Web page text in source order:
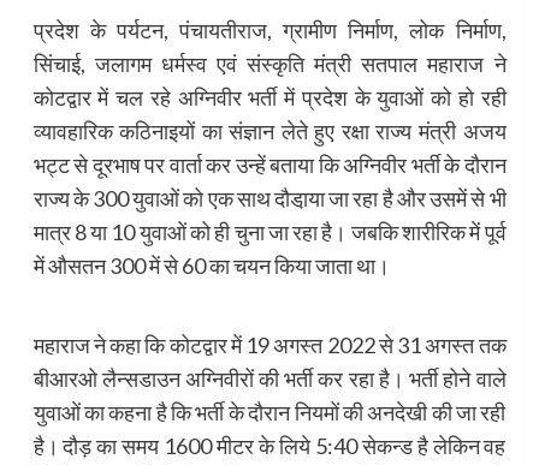
प्रदेश के पर्यटन, पंचायतीराज, ग्रामीण निर्माण, लोक निर्माण,
सिंचाई, जलागम धर्मस्व एवं संस्कृति मंत्री सतपाल महाराज ने
कोटद्वार में चल रहे अग्निवीर भर्ती में प्रदेश के युवाओं को हो रही
व्यावहारिक कठिनाइयों का संज्ञान लेते हुए रक्षा राज्य मंत्री अजय
भट्ट से दूरभाष पर वार्ता कर उन्हें बताया कि अग्निवीर भर्ती के दौरान
राज्य के 300 युवाओं को एक साथ दौडा़या जा रहा है और उसमें से भी
मात्र 8 या 10 युवाओं को ही चुना जा रहा है। जबकि शारीरिक में पूर्व
में औसतन 300 में से 60 का चयन किया जाता था।
महाराज ने कहा कि कोटद्वार में 19 अगस्त 2022 से 31 अगस्त तक
बीआरओ लैन्सडाउन अग्निवीरों की भर्ती कर रहा है। भर्ती होने वाले
युवाओं का कहना है कि भर्ती के दौरान नियमों की अनदेखी की जा रही
है। दौड़ का समय 1600 मीटर के लिये 5:40 सेकन्ड है लेकिन वह